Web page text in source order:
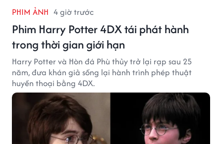
PHIM ẢNH 4 giờ trước
Phim Harry Potter 4DX tái phát hành
trong thời gian giới hạn
Harry Potter và Hòn đá Phù thủy trở lại rạp sau 25
năm, đưa khán giả sống lại hành trình phép thuật
huyền thoại bằng 4DX.